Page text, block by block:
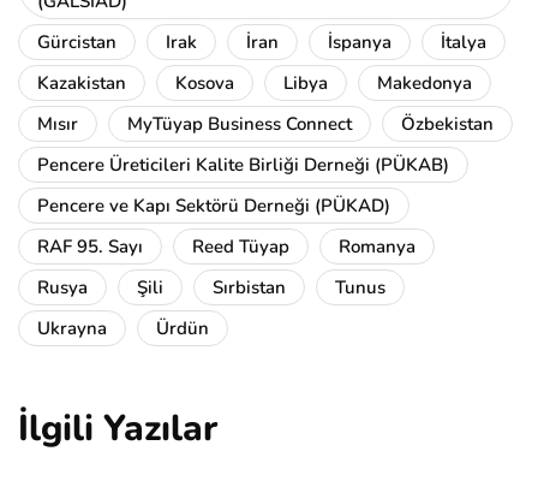
Gürcistan
Irak İran İspanya
İtalya
Kazakistan
Kosova Libya
Makedonya
Mısır
MyTüyap Business Connect
Özbekistan
Pencere Üreticileri Kalite Birliği Derneği (PÜKAB)
Pencere ve Kapı Sektörü Derneği (PÜKAD)
RAF 95. Sayı
Reed Tüyap
Romanya
Rusya
Şili Sırbistan
Tunus
Ukrayna
Ürdün
İlgili Yazılar